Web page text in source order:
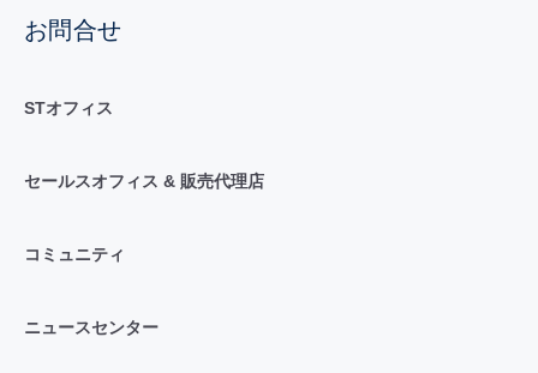
お問合せ
STオフィス
セールスオフィス & 販売代理店
コミュニティ
ニュースセンター